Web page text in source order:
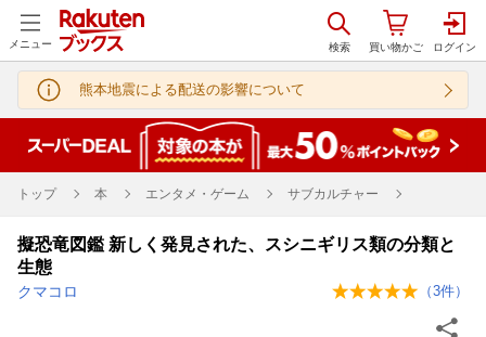
メニュー
熊本地震による配送の影響について
トップ 本 エンタメ・ゲーム サブカルチャー
擬恐竜図鑑 新しく発見された、スシニギリス類の分類と
生態
クマコロ （3件）